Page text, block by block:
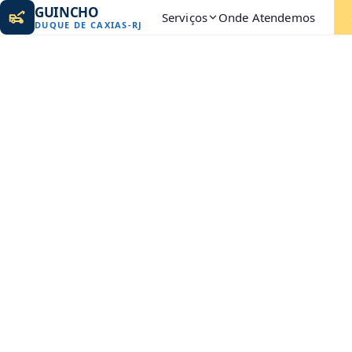
GUINCHO
DUQUE DE CAXIAS-RJ Serviços Onde Atendemos